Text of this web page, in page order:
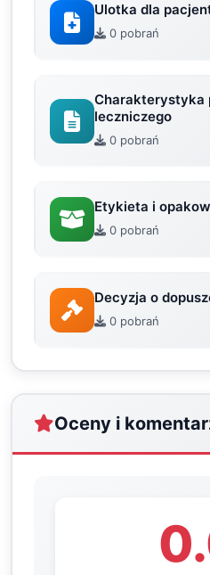
Ulotka dla
0 pobrań
Charakterystyka
leczniczego
0 pobrań
Etykieta i
0 pobrań
Decyzja o
0 pobrań
Oceny i